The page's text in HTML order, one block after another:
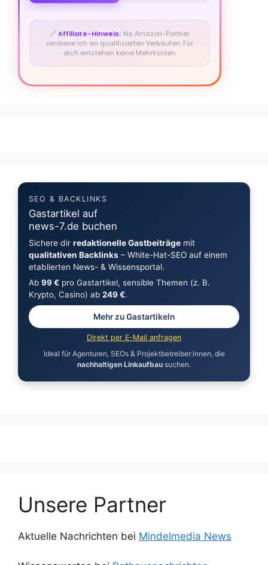
🔗Affiliate-Hinweis:Als Amazon-Partner
verdiene ich an qualifizierten Verkäufen. Für
dich entstehen keine Mehrkosten.
SEO & BACKLINKS
Gastartikel auf
news-7.de buchen
Sichere dir redaktionelle Gastbeiträgemit
qualitativen Backlinks– White-Hat-SEO auf einem
etablierten News- & Wissensportal.
Ab 99 €pro Gastartikel, sensible Themen (z. B.
Krypto, Casino) ab 249 €.
Mehr zu Gastartikeln
Direkt per E-Mail anfragen
Ideal für Agenturen, SEOs & Projektbetreiber:innen, die
nachhaltigen Linkaufbau suchen.
Unsere Partner
Aktuelle Nachrichten bei Mindelmedia News